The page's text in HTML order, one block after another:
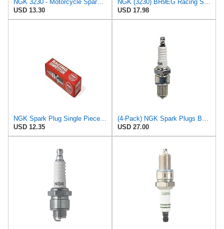
NGK 3230 - Motorcycle Spark Plug - Part # 3230
USD 13.30
NGK (3230) BR9EG Racing Spark Plug, Pack of 2
USD 17.98
NGK Spark Plug Single Piece Pack for Stock Number 3230 or Copper Core Part No. BR9EG
USD 12.35
(4-Pack) NGK Spark Plugs BR9EG (Stock # 3230)
USD 27.00